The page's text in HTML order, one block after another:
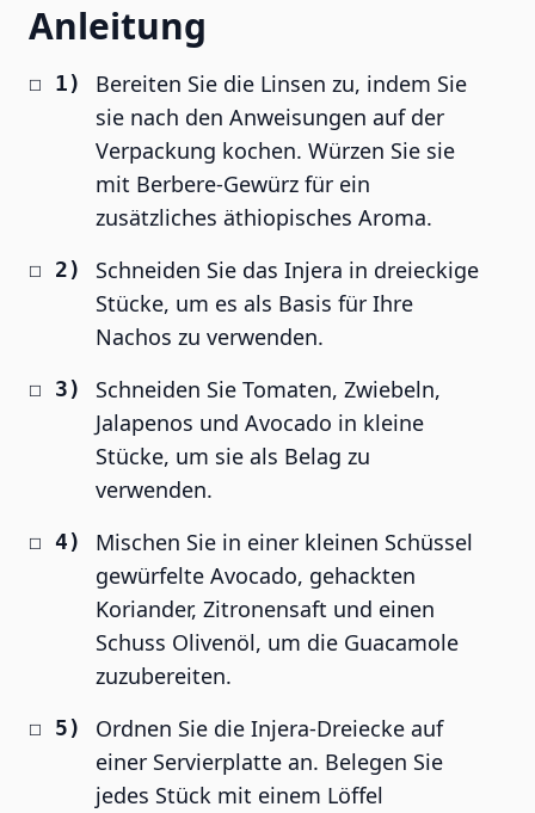
Anleitung
Bereiten Sie die Linsen zu, indem Sie
sie nach den Anweisungen auf der
Verpackung kochen. Würzen Sie sie
mit Berbere-Gewürz für ein
zusätzliches äthiopisches Aroma.
Schneiden Sie das Injera in dreieckige
Stücke, um es als Basis für Ihre
Nachos zu verwenden.
Schneiden Sie Tomaten, Zwiebeln,
Jalapenos und Avocado in kleine
Stücke, um sie als Belag zu
verwenden.
Mischen Sie in einer kleinen Schüssel
gewürfelte Avocado, gehackten
Koriander, Zitronensaft und einen
Schuss Olivenöl, um die Guacamole
zuzubereiten.
Ordnen Sie die Injera-Dreiecke auf
einer Servierplatte an. Belegen Sie
jedes Stück mit einem Löffel